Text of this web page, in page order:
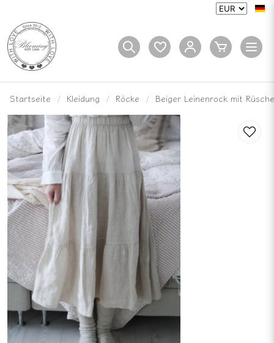
Startseite Kleidung Röcke Beiger Leinenrock mit